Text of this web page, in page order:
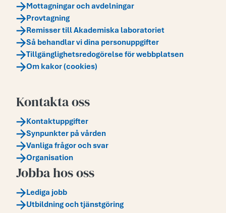
Mottagningar och avdelningar
Provtagning
Remisser till Akademiska laboratoriet
Så behandlar vi dina personuppgifter
Tillgänglighetsredogörelse för webbplatsen
Om kakor (cookies)
Kontakta oss
Kontaktuppgifter
Synpunkter på vården
Vanliga frågor och svar
Organisation
Jobba hos oss
Lediga jobb
Utbildning och tjänstgöring